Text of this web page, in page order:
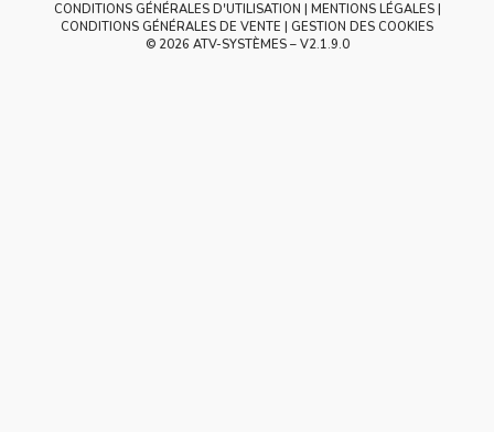
CONDITIONS GÉNÉRALES D'UTILISATION
MENTIONS LÉGALES
CONDITIONS GÉNÉRALES DE VENTE
GESTION DES COOKIES
© 2026 ATV-SYSTÈMES – V2.1.9.0